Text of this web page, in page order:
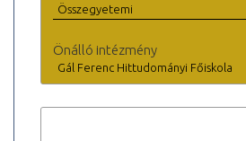
Összegyetemi
Önálló intézmény
Gál Ferenc Hittudományi Főiskola